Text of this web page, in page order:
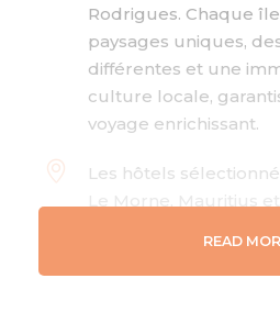
Rodrigues. Chaque
paysages uniques,
différentes et une
culture locale,
voyage enrichissant.
Les hôtels
READ